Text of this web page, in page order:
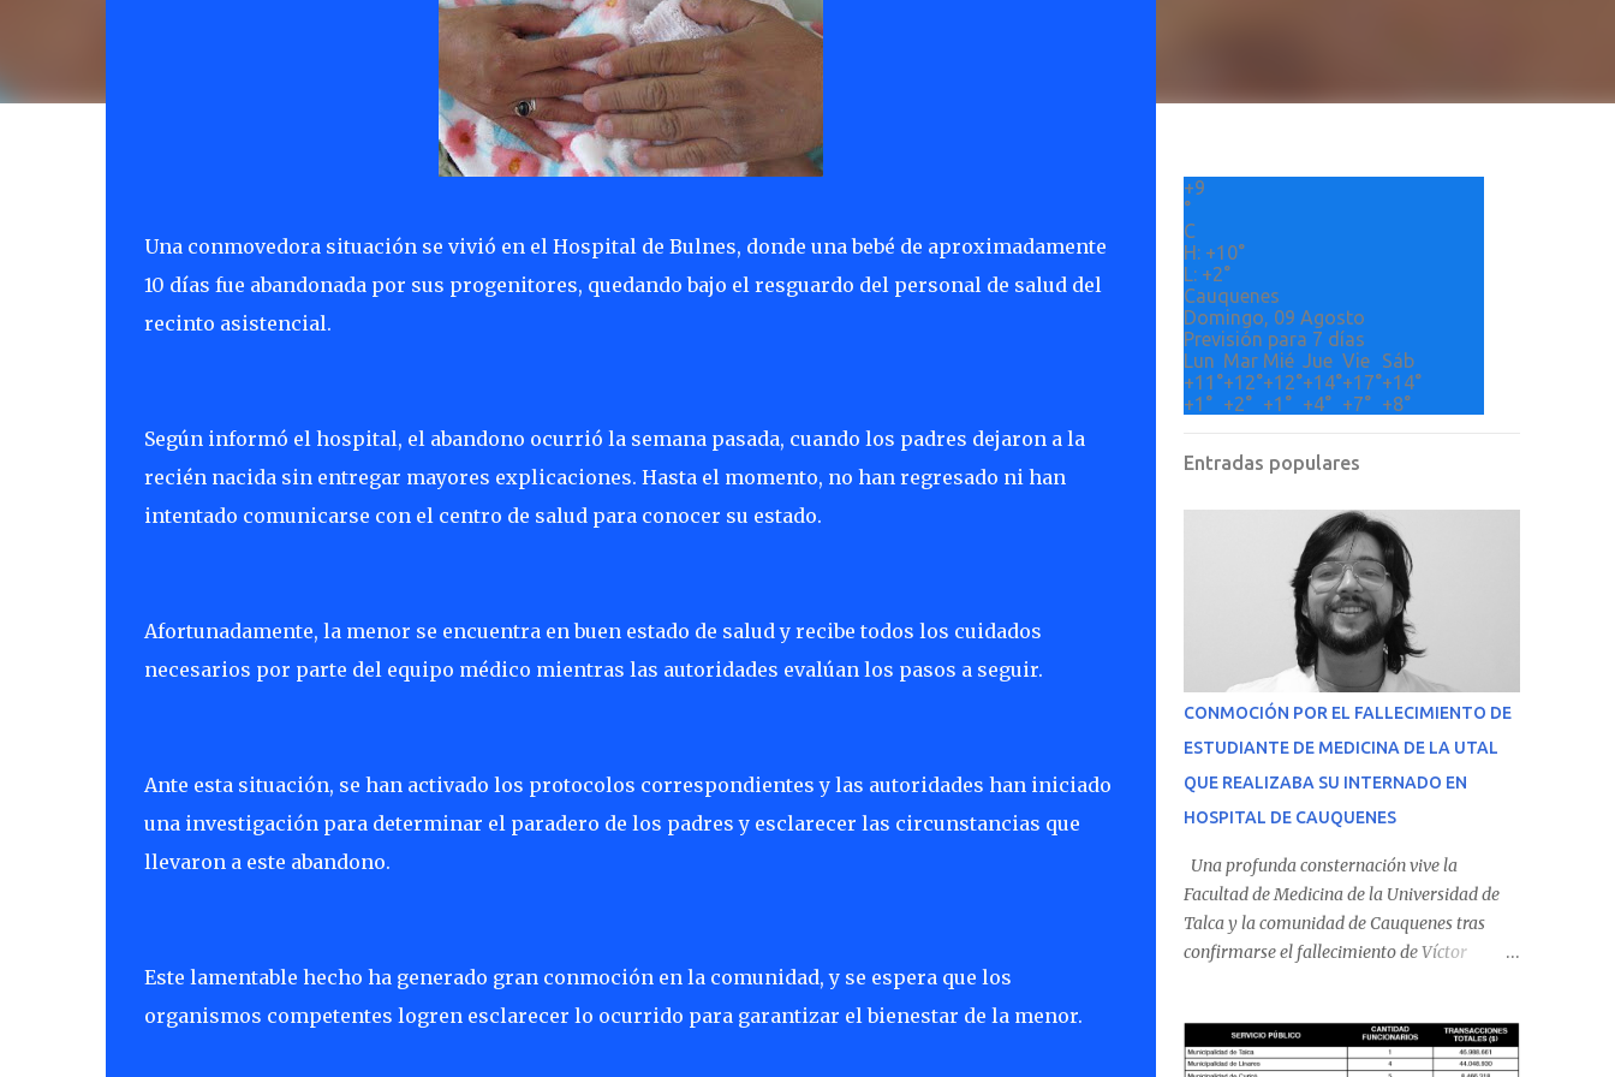
Una conmovedora situación se vivió en el Hospital de Bulnes, donde una bebé de aproximadamente
10 días fue abandonada por sus progenitores, quedando bajo el resguardo del personal de salud del
recinto asistencial.
Según informó el hospital, el abandono ocurrió la semana pasada, cuando los padres dejaron a la
recién nacida sin entregar mayores explicaciones. Hasta el momento, no han regresado ni han
intentado comunicarse con el centro de salud para conocer su estado.
Afortunadamente, la menor se encuentra en buen estado de salud y recibe todos los cuidados
necesarios por parte del equipo médico mientras las autoridades evalúan los pasos a seguir.
Ante esta situación, se han activado los protocolos correspondientes y las autoridades han iniciado
una investigación para determinar el paradero de los padres y esclarecer las circunstancias que
llevaron a este abandono.
Este lamentable hecho ha generado gran conmoción en la comunidad, y se espera que los
organismos competentes logren esclarecer lo ocurrido para garantizar el bienestar de la menor.
+9
°
C
H: +10°
L: +2°
Cauquenes
Domingo, 09 Agosto
Previsión para 7 días
Lun Mar Mié Jue Vie
Sáb
+11°+12°+12°+14°+17°+14°
+1° +2° +1° +4° +7° +8°
Entradas populares
CONMOCIÓN POR EL FALLECIMIENTO DE
ESTUDIANTE DE MEDICINA DE LA UTAL
QUE REALIZABA SU INTERNADO EN
HOSPITAL DE CAUQUENES
Una profunda consternación vive la
Facultad de Medicina de la Universidad de
Talca y la comunidad de Cauquenes tras
confirmarse el fallecimiento de Víctor
Cauquenes. De acuerdo con los antecedentes
conocidos, el joven se presentó a cumplir su